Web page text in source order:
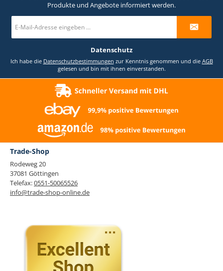
Produkte und Angebote informiert werden.
Mail-
Adresse
Datenschutz
Ich habe die Datenschutzbestimmungen zur Kenntnis genommen und die AGB
gelesen und bin mit ihnen einverstanden.
Trade-Shop
Rodeweg 20
37081 Göttingen
Telefax:0551-50065526
info@trade-shop-online.de